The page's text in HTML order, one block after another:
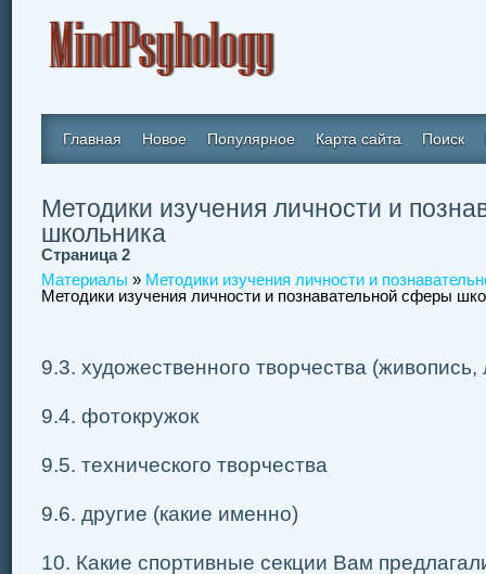
Главная Новое Популярное Карта сайта Поиск
Методики изучения личности и
школьника
Страница 2
Материалы » Методики изучения личности и
Методики изучения личности и познавательной сферы
9.3. художественного творчества (живопись,
9.4. фотокружок
9.5. технического творчества
9.6. другие (какие именно)
10. Какие спортивные секции Вам